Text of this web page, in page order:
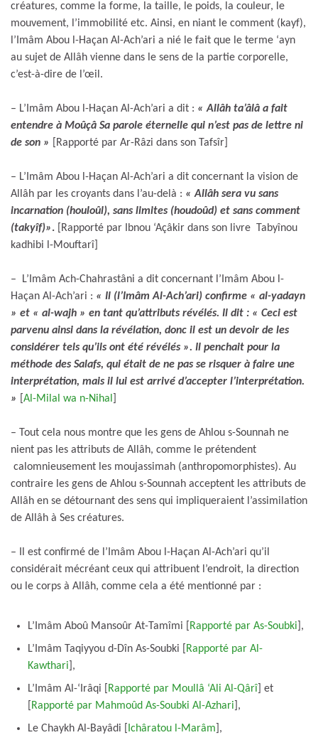
créatures, comme la forme, la taille, le poids, la couleur, le
mouvement, l’immobilité etc. Ainsi, en niant le comment (kayf),
l’Imâm Abou l-Haçan Al-Ach’ari a nié le fait que le terme ‘ayn
au sujet de Allâh vienne dans le sens de la partie corporelle,
c’est-à-dire de l’œil.
– L’Imâm Abou l-Haçan Al-Ach’ari a dit : « Allâh ta’âlâ a fait
entendre à Moûçâ Sa parole éternelle qui n’est pas de lettre ni
de son »
[Rapporté par Ar-Râzi dans son Tafsîr]
– L’Imâm Abou l-Haçan Al-Ach’ari a dit concernant la vision de
Allâh par les croyants dans l’au-delà : « Allâh sera vu sans
incarnation (houloûl), sans limites (houdoûd) et sans comment
(takyîf)».
[Rapporté par Ibnou ‘Açâkir dans son livre Tabyînou
kadhibi l-Mouftarî]
– L’Imâm Ach-Chahrastâni a dit concernant l’Imâm Abou l-
Haçan Al-Ach’ari : « Il (l’Imâm Al-Ach’ari) confirme « al-yadayn
» et « al-wajh » en tant qu’attributs révélés. Il dit : « Ceci est
parvenu ainsi dans la révélation, donc il est un devoir de les
considérer tels qu’ils ont été révélés ». Il penchait pour la
méthode des Salafs, qui était de ne pas se risquer à faire une
interprétation, mais il lui est arrivé d’accepter l’interprétation.
»
Al-Milal wa n-Nihal
– Tout cela nous montre que les gens de Ahlou s-Sounnah ne
nient pas les attributs de Allâh, comme le prétendent
calomnieusement les moujassimah (anthropomorphistes). Au
contraire les gens de Ahlou s-Sounnah acceptent les attributs de
Allâh en se détournant des sens qui impliqueraient l’assimilation
de Allâh à Ses créatures.
– Il est confirmé de l’Imâm Abou l-Haçan Al-Ach’ari qu’il
considérait mécréant ceux qui attribuent l’endroit, la direction
ou le corps à Allâh, comme cela a été mentionné par :
L’Imâm Aboû Mansoûr At-Tamîmi [ Rapporté par As-Soubki ],
L’Imâm Taqiyyou d-Dîn As-Soubki [
Rapporté par Al-
Kawthari ],
L’Imâm Al-‘Irâqi [
Rapporté par Moullâ ‘Ali Al-Qârî ] et
Rapporté par Mahmoûd As-Soubki Al-Azhari ],
Le Chaykh Al-Bayâdi [
Ichâratou l-Marâm ],